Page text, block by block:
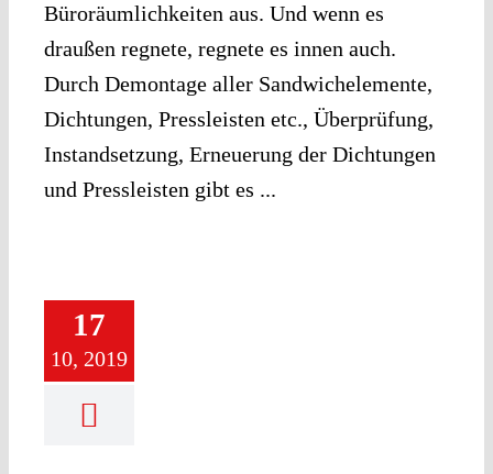
Büroräumlichkeiten aus. Und wenn es
draußen regnete, regnete es innen auch.
Durch Demontage aller Sandwichelemente,
Dichtungen, Pressleisten etc., Überprüfung,
Instandsetzung, Erneuerung der Dichtungen
und Pressleisten gibt es ...
17
10, 2019